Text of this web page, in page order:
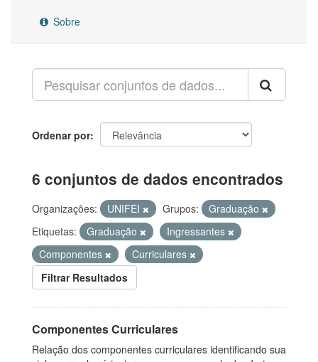
Sobre
Ordenar por
6 conjuntos de dados encontrados
Organizações: UNIFEI Grupos:
Graduação
Etiquetas:
Graduação
Ingressantes
Componentes
Curriculares
Filtrar Resultados
Componentes Curriculares
Relação dos componentes curriculares identificando sua